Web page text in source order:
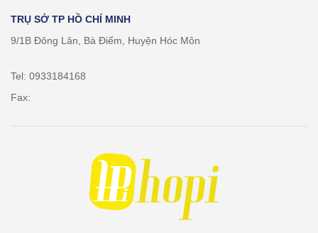
TRỤ SỞ TP HỒ CHÍ MINH
9/1B Đông Lân, Bà Điểm, Huyện Hóc Môn
Tel: 0933184168
Fax: